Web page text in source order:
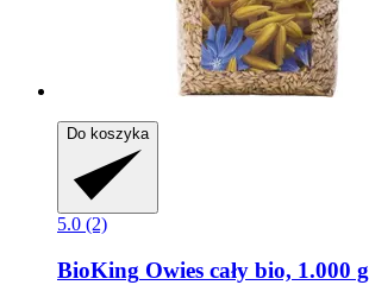
Do koszyka
5.0 (2)
BioKing Owies cały bio, 1.000 g